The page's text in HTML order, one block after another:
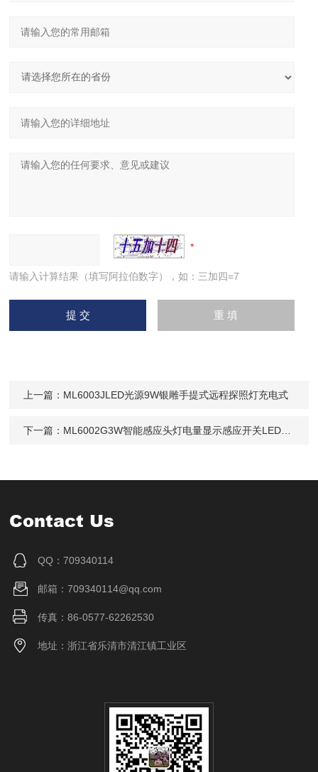
请输入计算结果（填写阿拉伯数字），如：三加四=7
上一篇： ML6003JLED光源9W银雕手提式远程探照灯充电式
下一篇： ML6002G3W智能感应头灯电量显示感应开关LED帽戴式
Contact Us
QQ：709340114
邮箱：709340114@qq.com
传真：86-0577-62262530
地址：浙江省乐清市清江镇工业区